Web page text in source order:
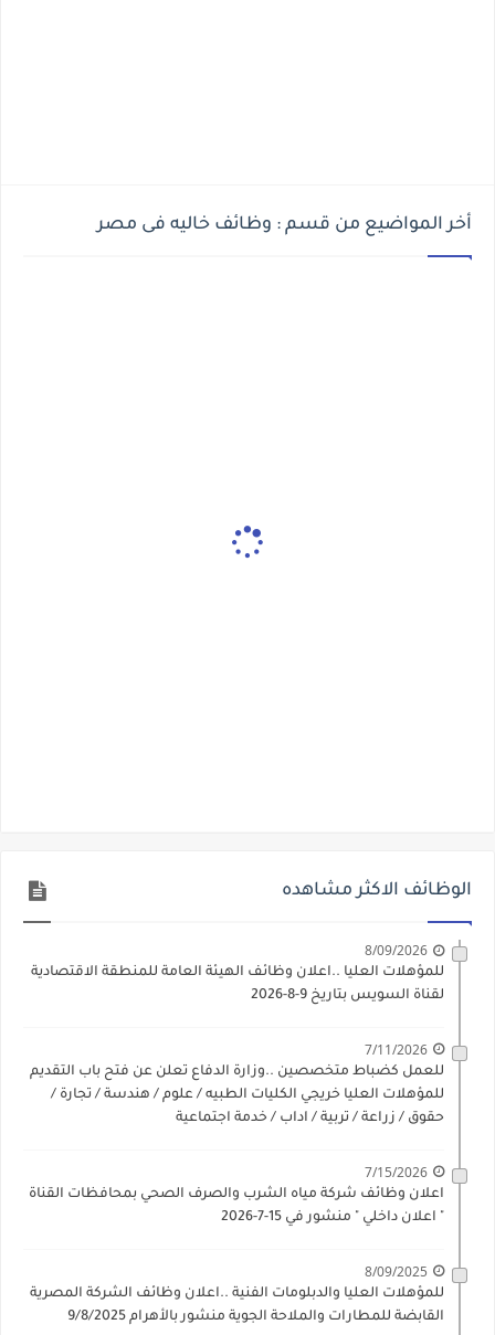
أخر المواضيع من قسم : وظائف خاليه فى مصر
الوظائف الاكثر مشاهده
8/09/2026
للمؤهلات العليا ..اعلان وظائف الهيئة العامة للمنطقة الاقتصادية
لقناة السويس بتاريخ 9-8-2026
7/11/2026
للعمل كضباط متخصصين ..وزارة الدفاع تعلن عن فتح باب التقديم
للمؤهلات العليا خريجي الكليات الطبيه / علوم / هندسة / تجارة /
حقوق / زراعة / تربية / اداب / خدمة اجتماعية
7/15/2026
اعلان وظائف شركة مياه الشرب والصرف الصحي بمحافظات القناة
" اعلان داخلي " منشور في 15-7-2026
8/09/2025
للمؤهلات العليا والدبلومات الفنية ..اعلان وظائف الشركة المصرية
القابضة للمطارات والملاحة الجوية منشور بالأهرام 9/8/2025